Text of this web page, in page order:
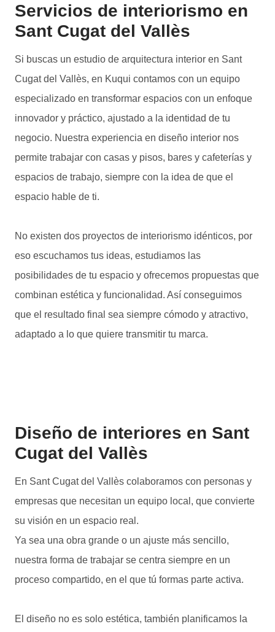
Servicios de interiorismo en
Sant Cugat del Vallès
Si buscas un estudio de arquitectura interior en Sant
Cugat del Vallès, en Kuqui contamos con un equipo
especializado en transformar espacios con un enfoque
innovador y práctico, ajustado a la identidad de tu
negocio. Nuestra experiencia en diseño interior nos
permite trabajar con casas y pisos, bares y cafeterías y
espacios de trabajo, siempre con la idea de que el
espacio hable de ti.
No existen dos proyectos de interiorismo idénticos, por
eso escuchamos tus ideas, estudiamos las
posibilidades de tu espacio y ofrecemos propuestas que
combinan estética y funcionalidad. Así conseguimos
que el resultado final sea siempre cómodo y atractivo,
adaptado a lo que quiere transmitir tu marca.
Diseño de interiores en Sant
Cugat del Vallès
En Sant Cugat del Vallès colaboramos con personas y
empresas que necesitan un equipo local, que convierte
su visión en un espacio real.
Ya sea una obra grande o un ajuste más sencillo,
nuestra forma de trabajar se centra siempre en un
proceso compartido, en el que tú formas parte activa.
El diseño no es solo estética, también planificamos la